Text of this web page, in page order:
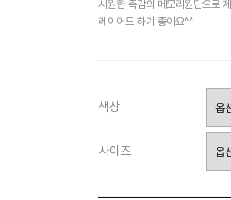
시원한 촉감의 메모리원단으로
레이어드 하기 좋아요^^
색상
사이즈